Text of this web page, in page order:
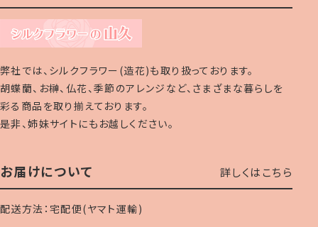
弊社では、シルクフラワー(造花)も取り扱っております。
胡蝶蘭、お榊、仏花、季節のアレンジなど、さまざまな暮らしを
彩る商品を取り揃えております。
是非、姉妹サイトにもお越しください。
お届けについて 詳しくはこちら
配送方法：宅配便(ヤマト運輸)